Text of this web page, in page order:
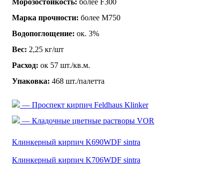
Марка прочности: более М750
Водопоглощение: ок. 3%
Вес: 2,25 кг/шт
Расход: ок 57 шт./кв.м.
Упаковка: 468 шт./палетта
— Проспект кирпич Feldhaus Klinker
— Кладочные цветные растворы VOR
Клинкерный кирпич K690WDF sintra
Клинкерный кирпич K706WDF sintra